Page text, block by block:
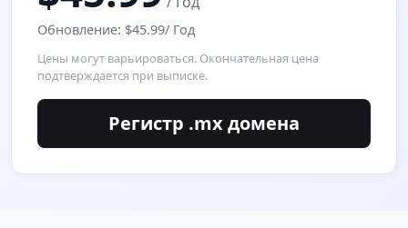
Обновление: $45.99/ Год
Цены могут варьироваться. Окончательная цена
подтверждается при выписке.
Регистр .mx домена